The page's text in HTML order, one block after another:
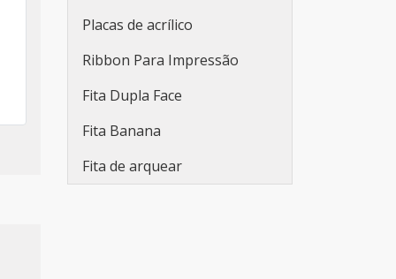
Placas de acrílico
Ribbon Para Impressão
Fita Dupla Face
Fita Banana
Fita de arquear